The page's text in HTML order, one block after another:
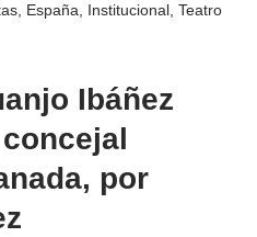
España Institucional Teatro
Ibáñez
por